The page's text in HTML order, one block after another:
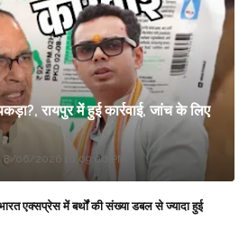
रायपुर में हुई कार्रवाई, जांच के लिए
8/06/2026 10:09:00 PM
एक्सप्रेस में बर्थों की संख्या डबल से ज्यादा हुई